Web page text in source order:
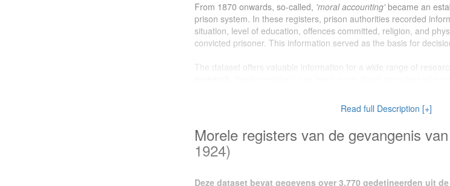
From 1870 onwards, so-called, 'moral accounting'became an
prison system. In these registers, prison authorities recorded
situation, level of education, offences committed, religion, and
convicted prisoner. This information served as the basis for
The dataset offers valuable information for a wide range of
surroundings at the turn of the twentieth century. Researchers
will find rich sources for the study of criminal justice practices,
convicted persons in late nineteenth-century Belgium.
This dataset was produced as part of project
project on prison archives. The project is a collaboration between
Read full Description [+]
Morele registers van de gevangenis
1924)
Deze dataset bevat gegevens over 3.770 gedetineerden uit